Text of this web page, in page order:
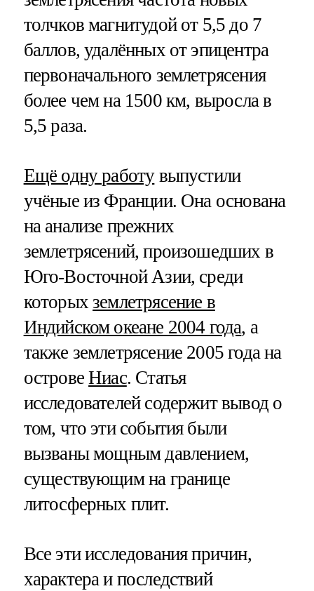
толчков магнитудой от 5,5 до 7
баллов, удалённых от эпицентра
первоначального землетрясения
более чем на 1500 км, выросла в
5,5 раза.
Ещё одну работувыпустили
учёные из Франции. Она основана
на анализе прежних
землетрясений, произошедших в
Юго-Восточной Азии, среди
которыхземлетрясение в
Индийском океане 2004 года, а
также землетрясение 2005 года на
островеНиас. Статья
исследователей содержит вывод о
том, что эти события были
вызваны мощным давлением,
существующим на границе
литосферных плит.
Все эти исследования причин,
характера и последствий